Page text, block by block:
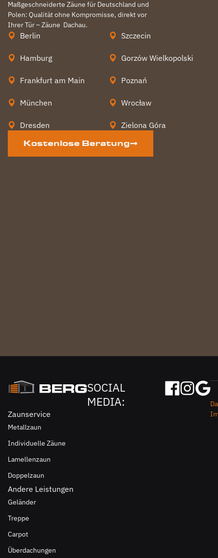
Maßgeschneiderte Zäune für Deutschland und
Polen: Qualität ohne Kompromisse, direkt vor
Ihrer Tür – Zäune Dachau.
Berlin
Hamburg
Frankfurt am Main
München
Dresden
Szczecin
Gorzów Wielkopolski
Poznań
Wrocław
Zielona Góra
Kostenlose Beratung
SOCIAL
MEDIA:
Zaunservice
Metallzaun
Individuelle Zäune
Lamellenzaun
Doppelzaun
Andere Leistungen
Geländer
Treppe
Carpot
Überdachungen